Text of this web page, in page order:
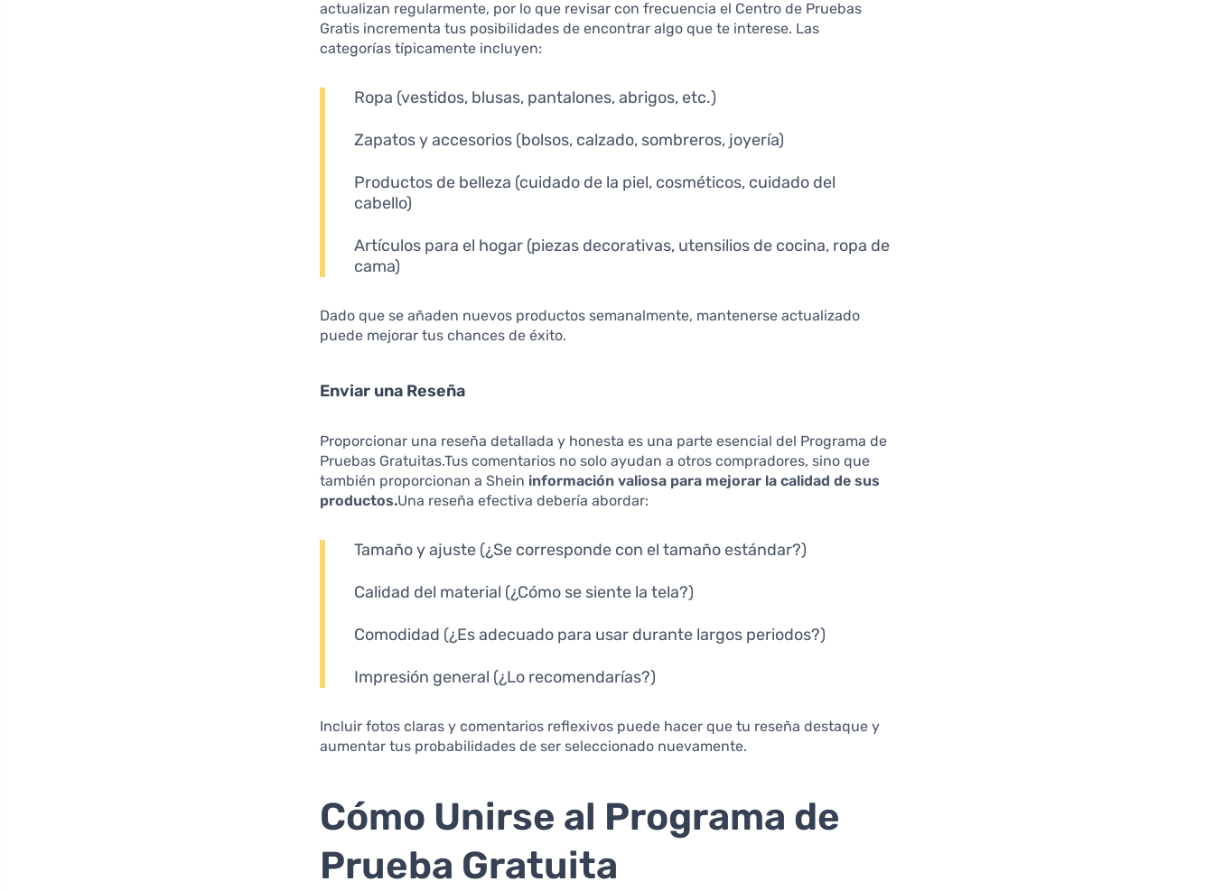
actualizan regularmente, por lo que revisar con frecuencia el Centro de Pruebas
Gratis incrementa tus posibilidades de encontrar algo que te interese. Las
categorías típicamente incluyen:
Ropa (vestidos, blusas, pantalones, abrigos, etc.)
Zapatos y accesorios (bolsos, calzado, sombreros, joyería)
Productos de belleza (cuidado de la piel, cosméticos, cuidado del
cabello)
Artículos para el hogar (piezas decorativas, utensilios de cocina, ropa de
cama)
Dado que se añaden nuevos productos semanalmente, mantenerse actualizado
puede mejorar tus chances de éxito.
Enviar una Reseña
Proporcionar una reseña detallada y honesta es una parte esencial del Programa de
Pruebas Gratuitas.Tus comentarios no solo ayudan a otros compradores, sino que
también proporcionan a Shein información valiosa para mejorar la calidad de sus
productos.Una reseña efectiva debería abordar:
Tamaño y ajuste (¿Se corresponde con el tamaño estándar?)
Calidad del material (¿Cómo se siente la tela?)
Comodidad (¿Es adecuado para usar durante largos periodos?)
Impresión general (¿Lo recomendarías?)
Incluir fotos claras y comentarios reflexivos puede hacer que tu reseña destaque y
aumentar tus probabilidades de ser seleccionado nuevamente.
Cómo Unirse al Programa de
Prueba Gratuita